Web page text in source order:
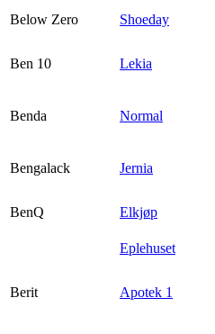
Below Zero
Shoeday
Ben 10 Lekia
Benda Normal
Bengalack Jernia
BenQ
Elkjøp
Eplehuset
Berit Apotek 1